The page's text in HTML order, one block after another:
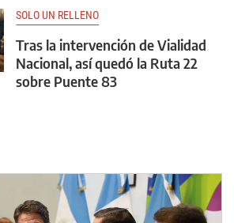
SOLO UN RELLENO
Tras la intervención de Vialidad
Nacional, así quedó la Ruta 22
sobre Puente 83